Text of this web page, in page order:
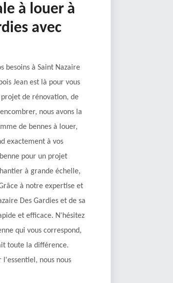
à louer à
avec
besoins à Saint Nazaire
Jean est là pour vous
de rénovation, de
nous avons la
de bennes à louer,
exactement à vos
pour un projet
à grande échelle,
à notre expertise et
Des Gardies et de sa
et efficace. N'hésitez
qui vous correspond,
toute la différence.
l'essentiel, nous nous